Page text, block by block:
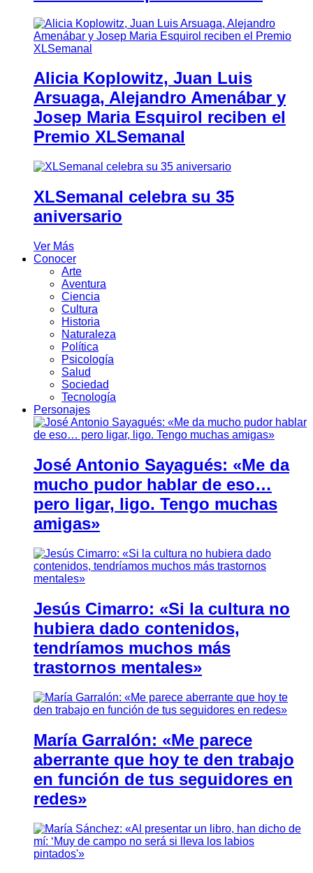
Alicia Koplowitz, Juan Luis
Arsuaga, Alejandro Amenábar y
Josep Maria Esquirol reciben el
Premio XLSemanal
XLSemanal celebra su 35
aniversario
Ver Más
Conocer
Arte
Aventura
Ciencia
Cultura
Historia
Naturaleza
Política
Psicología
Salud
Sociedad
Tecnología
Personajes
José Antonio Sayagués: «Me da
mucho pudor hablar de eso…
pero ligar, ligo. Tengo muchas
amigas»
Jesús Cimarro: «Si la cultura no
hubiera dado contenidos,
tendríamos muchos más
trastornos mentales»
María Garralón: «Me parece
aberrante que hoy te den trabajo
en función de tus seguidores en
redes»